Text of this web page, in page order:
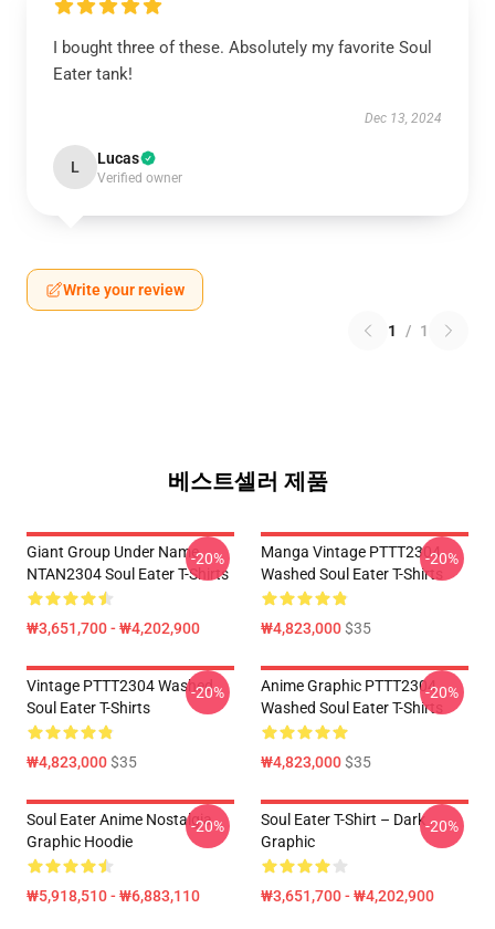
I bought three of these. Absolutely my favorite Soul
Eater tank!
Dec 13, 2024
L Lucas
Verified owner
Write your review
1 / 1
베스트셀러 제품
Giant Group Under Name
NTAN2304 Soul Eater T-Shirts
₩3,651,700 - ₩4,202,900
-20%
Manga Vintage PTTT2304
Washed Soul Eater T-Shirts
₩4,823,000$35
-20%
Vintage PTTT2304 Washed
Soul Eater T-Shirts
₩4,823,000$35
-20%
Anime Graphic PTTT2304
Washed Soul Eater T-Shirts
₩4,823,000$35
-20%
Soul Eater Anime Nostalgia
Graphic Hoodie
₩5,918,510 - ₩6,883,110
-20%
Soul Eater T-Shirt – Dark
Graphic
₩3,651,700 - ₩4,202,900
-20%